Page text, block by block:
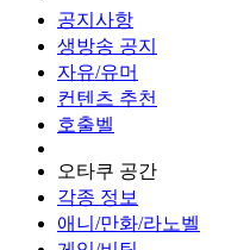
공지사항
생방송 공지
자유/유머
컨텐츠 추천
호출벨
오타쿠 공간
각종 정보
애니/만화/라노벨